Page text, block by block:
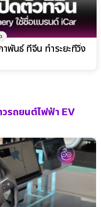
พันธ์ ที่จีน ทำระยะที่วิ่ง
วรถยนต์ไฟฟ้า EV